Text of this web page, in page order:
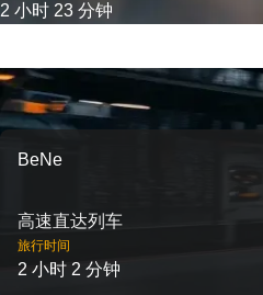
2 小时 23 分钟
BeNe
高速直达列车
旅行时间
2 小时 2 分钟